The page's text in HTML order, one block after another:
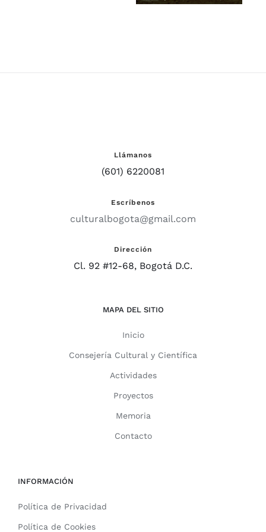
Llámanos
(601) 6220081
Escríbenos
culturalbogota@gmail.com
Dirección
Cl. 92 #12-68, Bogotá D.C.
MAPA DEL SITIO
Inicio
Consejería Cultural y Científica
Actividades
Proyectos
Memoria
Contacto
INFORMACIÓN
Política de Privacidad
Política de Cookies